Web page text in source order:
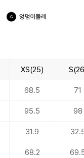
XS(25)
68.5 71
95.5 98
31.9
68.2